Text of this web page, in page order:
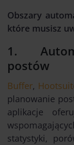
Obszary
które musisz
1.
postów
Buffer,
planowanie
aplikacje
statystyki,